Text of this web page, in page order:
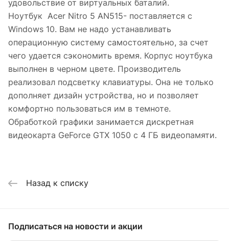
удовольствие от виртуальных баталий.
Ноутбук Acer Nitro 5 AN515- поставляется с
Windows 10. Вам не надо устанавливать
операционную систему самостоятельно, за счет
чего удается сэкономить время. Корпус ноутбука
выполнен в черном цвете. Производитель
реализовал подсветку клавиатуры. Она не только
дополняет дизайн устройства, но и позволяет
комфортно пользоваться им в темноте.
Обработкой графики занимается дискретная
видеокарта GeForce GTX 1050 с 4 ГБ видеопамяти.
Назад к списку
Подписаться на новости и акции